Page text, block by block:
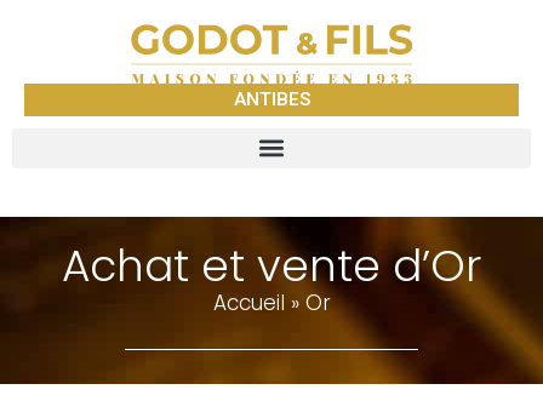
ANTIBES
Achat et vente d’Or
Accueil » Or